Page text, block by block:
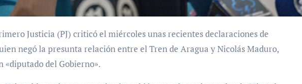
negó la presunta relación entre el Tren de Aragua y Nicolás Maduro,
«diputado del Gobierno».